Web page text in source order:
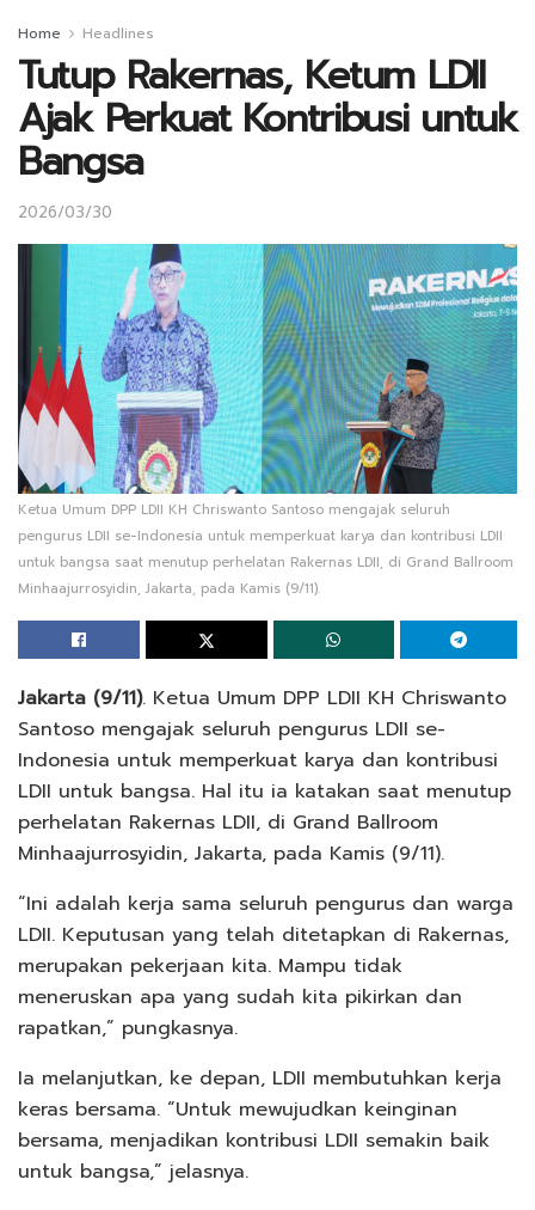
Home Headlines
Tutup Rakernas, Ketum LDII
Ajak Perkuat Kontribusi untuk
Bangsa
2026/03/30
Ketua Umum DPP LDII KH Chriswanto Santoso mengajak seluruh
pengurus LDII se-Indonesia untuk memperkuat karya dan kontribusi LDII
untuk bangsa saat menutup perhelatan Rakernas LDII, di Grand Ballroom
Minhaajurrosyidin, Jakarta, pada Kamis (9/11).
Jakarta (9/11). Ketua Umum DPP LDII KH Chriswanto
Santoso mengajak seluruh pengurus LDII se-
Indonesia untuk memperkuat karya dan kontribusi
LDII untuk bangsa. Hal itu ia katakan saat menutup
perhelatan Rakernas LDII, di Grand Ballroom
Minhaajurrosyidin, Jakarta, pada Kamis (9/11).
“Ini adalah kerja sama seluruh pengurus dan warga
LDII. Keputusan yang telah ditetapkan di Rakernas,
merupakan pekerjaan kita. Mampu tidak
meneruskan apa yang sudah kita pikirkan dan
rapatkan,” pungkasnya.
Ia melanjutkan, ke depan, LDII membutuhkan kerja
keras bersama. “Untuk mewujudkan keinginan
bersama, menjadikan kontribusi LDII semakin baik
untuk bangsa,” jelasnya.